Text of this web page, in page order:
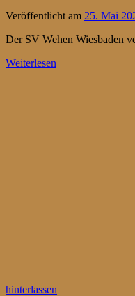
Veröffentlicht am 25. Mai
Der SV Wehen Wiesbaden
Weiterlesen
hinterlassen